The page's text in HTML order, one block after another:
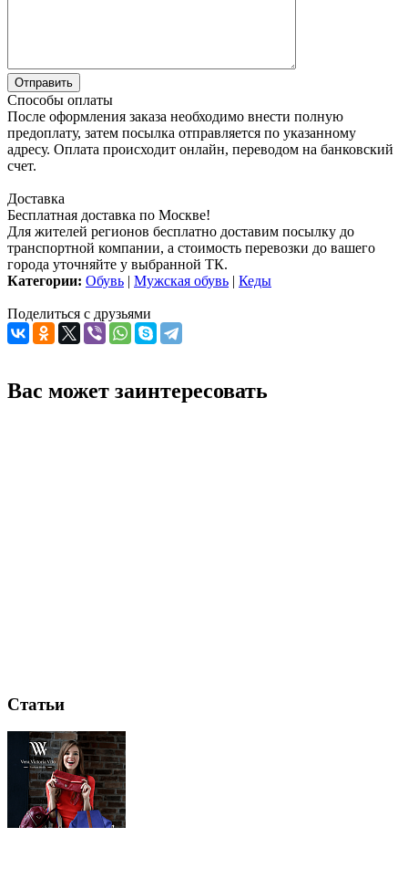
Способы оплаты
После оформления заказа необходимо внести полную
предоплату, затем посылка отправляется по указанному
адресу. Оплата происходит онлайн, переводом на банковский
счет.
Доставка
Бесплатная доставка по Москве!
Для жителей регионов бесплатно доставим посылку до
транспортной компании, а стоимость перевозки до вашего
города уточняйте у выбранной ТК.
Категории: Обувь | Мужская обувь | Кеды
Поделиться с друзьями
Вас может заинтересовать
Статьи